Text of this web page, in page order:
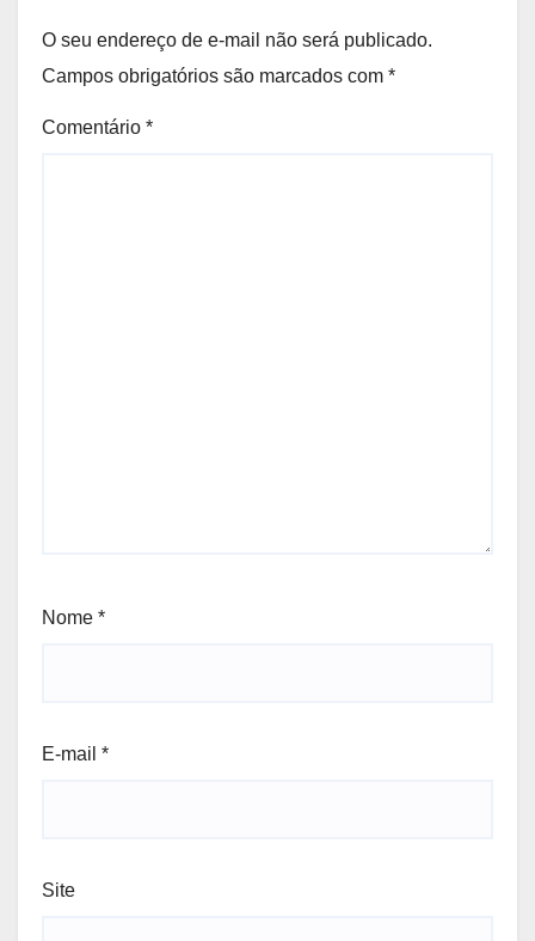
O seu endereço de e-mail não será publicado.
Campos obrigatórios são marcados com *
Comentário *
Nome *
E-mail *
Site